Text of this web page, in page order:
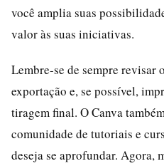
você amplia suas
valor às suas iniciativas.
Lembre-se de sempre revisar
exportação e, se possível,
tiragem final. O Canva
comunidade de tutoriais e
deseja se aprofundar. Agora,